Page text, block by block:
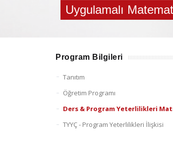
Uygulamalı
Program Bilgileri
Tanıtım
Öğretim Programı
Ders & Program Yeterlilikleri
TYYÇ - Program Yeterlilikleri İlişkisi